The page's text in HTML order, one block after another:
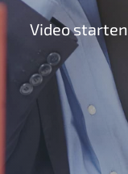
Video starten